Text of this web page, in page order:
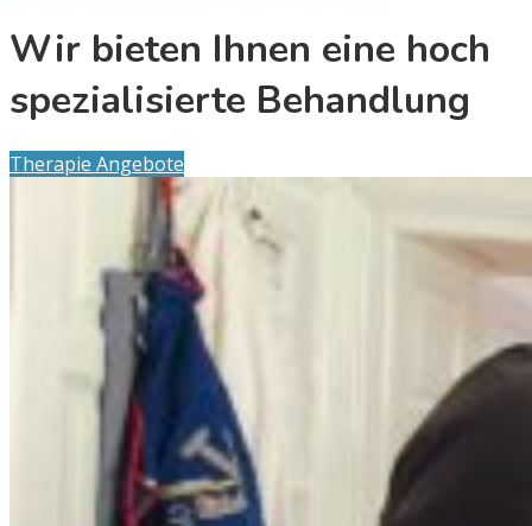
Wir bieten Ihnen eine hoch
spezialisierte Behandlung
Therapie Angebote